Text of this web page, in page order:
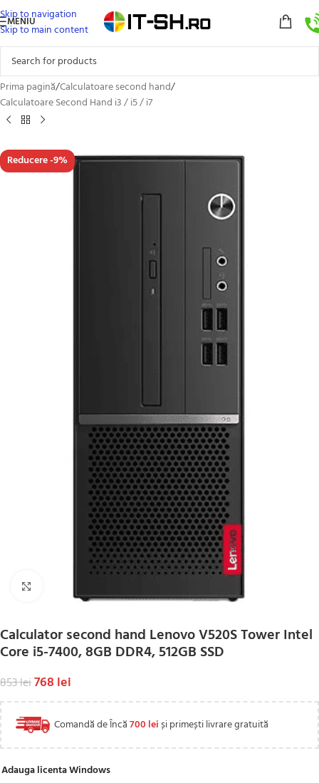
Skip to navigation
Skip to main content
MENIU
Prima pagină/Calculatoare second hand/
Calculatoare Second Hand i3 / i5 / i7
Reducere -9%
Calculator second hand Lenovo V520S Tower Intel
Core i5-7400, 8GB DDR4, 512GB SSD
853lei768 lei
Comandă de Încă700 leiși primești livrare gratuită
Adauga licenta Windows